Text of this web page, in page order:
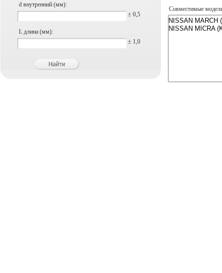
d внутренний (мм):
± 0,5
L длина (мм):
± 1,0
Совместимые